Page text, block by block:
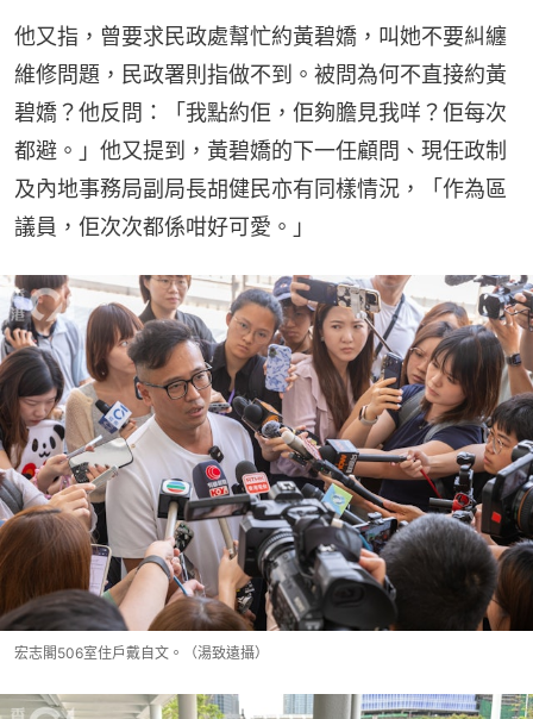
他又指，曾要求民政處幫忙約黃碧嬌，叫她不要糾纏
維修問題，民政署則指做不到。被問為何不直接約黃
碧嬌？他反問：「我點約佢，佢夠膽見我咩？佢每次
都避。」他又提到，黃碧嬌的下一任顧問、現任政制
及內地事務局副局長胡健民亦有同樣情況，「作為區
議員，佢次次都係咁好可愛。」
宏志閣506室住戶戴自文。（湯致遠攝）